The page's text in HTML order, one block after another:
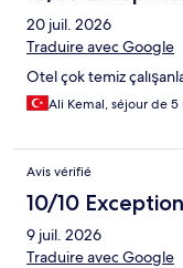
20 juil. 2026
Traduire avec Google
Otel çok temiz
Ali Kemal, séjour de 5
Avis vérifié
10/10
9 juil. 2026
Traduire avec Google